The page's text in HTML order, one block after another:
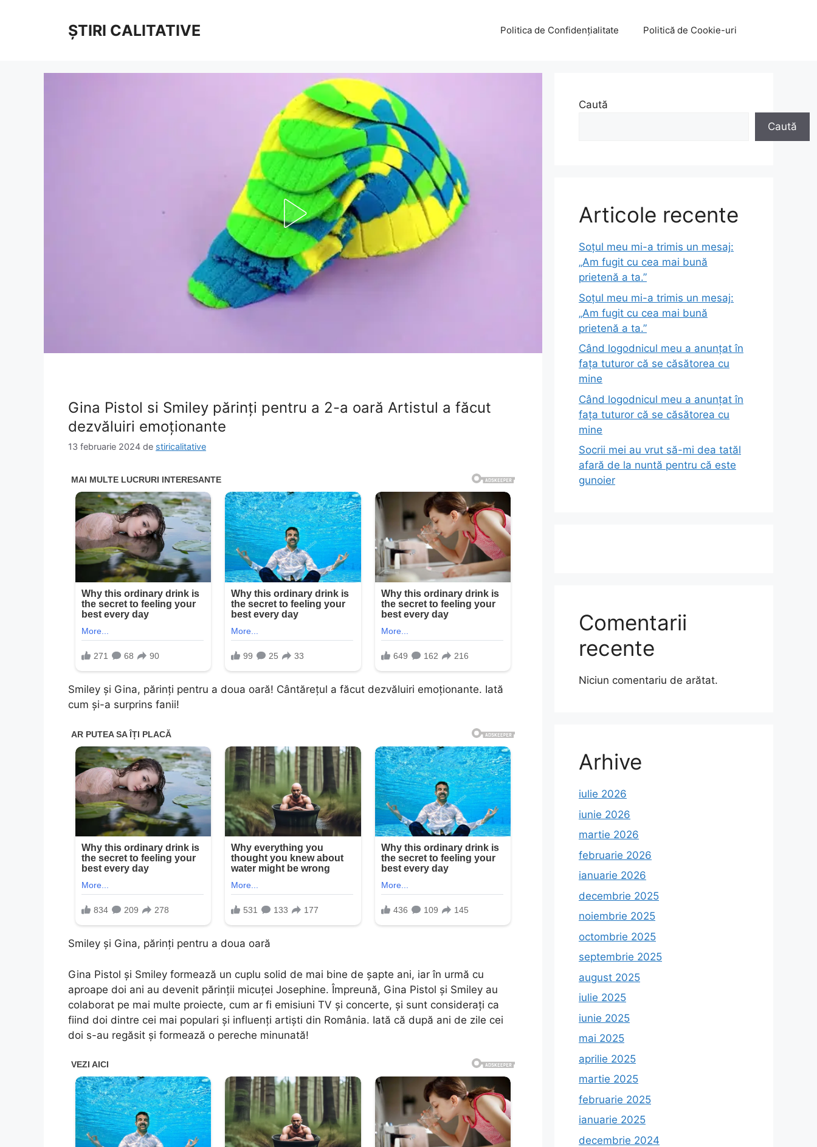
ȘTIRI CALITATIVE Politica de Confidențialitate Politică de Cookie-uri
Gina Pistol si Smiley părinți pentru a 2-a oară Artistul a făcut
dezvăluiri emoționante
13 februarie 2024 de stiricalitative
Smiley și Gina, părinți pentru a doua oară! Cântărețul a făcut dezvăluiri emoționante. Iată
cum și-a surprins fanii!
Smiley și Gina, părinți pentru a doua oară
Gina Pistol și Smiley formează un cuplu solid de mai bine de șapte ani, iar în urmă cu
aproape doi ani au devenit părinții micuței Josephine. Împreună, Gina Pistol și Smiley au
colaborat pe mai multe proiecte, cum ar fi emisiuni TV și concerte, și sunt considerați ca
fiind doi dintre cei mai populari și influenți artiști din România. Iată că după ani de zile cei
doi s-au regăsit și formează o pereche minunată!
Caută
Caută
Articole recente
Soțul meu mi-a trimis un mesaj:
„Am fugit cu cea mai bună
prietenă a ta.”
Soțul meu mi-a trimis un mesaj:
„Am fugit cu cea mai bună
prietenă a ta.”
Când logodnicul meu a anunțat în
fața tuturor că se căsătorea cu
mine
Când logodnicul meu a anunțat în
fața tuturor că se căsătorea cu
mine
Socrii mei au vrut să-mi dea tatăl
afară de la nuntă pentru că este
gunoier
Comentarii
recente
Niciun comentariu de arătat.
Arhive
iulie 2026
iunie 2026
martie 2026
februarie 2026
ianuarie 2026
decembrie 2025
noiembrie 2025
octombrie 2025
septembrie 2025
august 2025
iulie 2025
iunie 2025
mai 2025
aprilie 2025
martie 2025
februarie 2025
ianuarie 2025
decembrie 2024